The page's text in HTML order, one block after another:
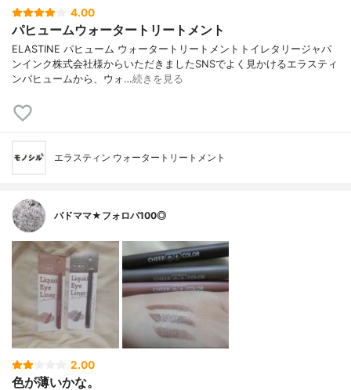
4.00
パヒュームウォータートリートメント
ELASTINE パヒューム ウォータートリートメントトイレタリージャパ
ンインク株式会社様からいただきましたSNSでよく見かけるエラスティ
ンパヒュームから、ウォ…続きを見る
エラスティン ウォータートリートメント
バドママ★フォロバ100◎
2.00
色が薄いかな。